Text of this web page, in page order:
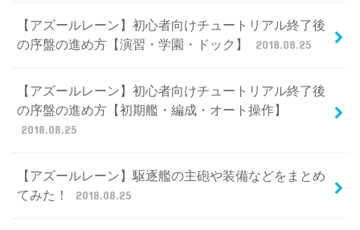
【アズールレーン】初心者向けチュートリアル終了後
の序盤の進め方【演習・学園・ドック】
2018.08.25
【アズールレーン】初心者向けチュートリアル終了後
の序盤の進め方【初期艦・編成・オート操作】
2018.08.25
【アズールレーン】駆逐艦の主砲や装備などをまとめ
てみた！
2018.08.25